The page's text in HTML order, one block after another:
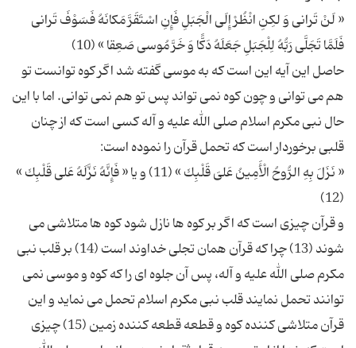
« لَنْ تَرانی‏ وَ لكِنِ انْظُرْ إِلَى الْجَبَلِ فَإِنِ اسْتَقَرَّ مَكانَهُ فَسَوْفَ تَرانی‏
حاصل این آیه این است كه به موسی گفته شد اگر كوه توانست تو
هم می توانی و چون كوه نمی تواند پس تو هم نمی توانی. اما با این
حال نبی مكرم اسلام صلی الله علیه و آله كسی است كه از چنان
« نَزَلَ بِهِ الرُّوحُ الْأَمِینُ عَلىَ‏ قَلْبِك » (11) و یا « فَإِنَّهُ نَزَّلَهُ عَلى‏ قَلْبِك »
و قرآن چیزی است كه اگر بر كوه ها نازل شود كوه ها متلاشی می
شوند (13) چرا كه قرآن همان تجلی خداوند است (14) بر قلب نبی
مكرم صلی الله علیه و آله، پس آن جلوه ای را كه كوه و موسی نمی
توانند تحمل نمایند قلب نبی مكرم اسلام تحمل می نماید و این
قرآن متلاشی كننده كوه و قطعه قطعه كننده زمین (15) چیزی